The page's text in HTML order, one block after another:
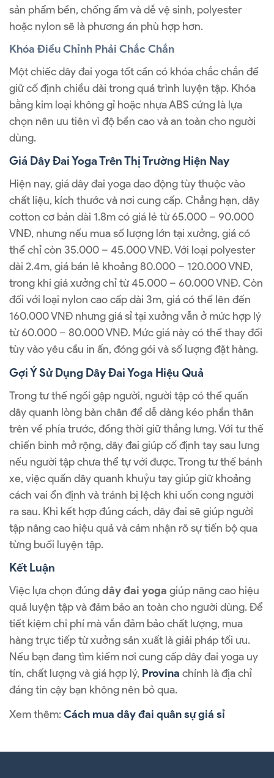
sản phẩm bền, chống ẩm và dễ vệ sinh, polyester
hoặc nylon sẽ là phương án phù hợp hơn.
Khóa Điều Chỉnh Phải Chắc Chắn
Một chiếc dây đai yoga tốt cần có khóa chắc chắn để
giữ cố định chiều dài trong quá trình luyện tập. Khóa
bằng kim loại không gỉ hoặc nhựa ABS cứng là lựa
chọn nên ưu tiên vì độ bền cao và an toàn cho người
dùng.
Giá Dây Đai Yoga Trên Thị Trường Hiện Nay
Hiện nay, giá dây đai yoga dao động tùy thuộc vào
chất liệu, kích thước và nơi cung cấp. Chẳng hạn, dây
cotton cơ bản dài 1.8m có giá lẻ từ 65.000 – 90.000
VNĐ, nhưng nếu mua số lượng lớn tại xưởng, giá có
thể chỉ còn 35.000 – 45.000 VNĐ. Với loại polyester
dài 2.4m, giá bán lẻ khoảng 80.000 – 120.000 VNĐ,
trong khi giá xưởng chỉ từ 45.000 – 60.000 VNĐ. Còn
đối với loại nylon cao cấp dài 3m, giá có thể lên đến
160.000 VNĐ nhưng giá sỉ tại xưởng vẫn ở mức hợp lý
từ 60.000 – 80.000 VNĐ. Mức giá này có thể thay đổi
tùy vào yêu cầu in ấn, đóng gói và số lượng đặt hàng.
Gợi Ý Sử Dụng Dây Đai Yoga Hiệu Quả
Trong tư thế ngồi gập người, người tập có thể quấn
dây quanh lòng bàn chân để dễ dàng kéo phần thân
trên về phía trước, đồng thời giữ thẳng lưng. Với tư thế
chiến binh mở rộng, dây đai giúp cố định tay sau lưng
nếu người tập chưa thể tự với được. Trong tư thế bánh
xe, việc quấn dây quanh khuỷu tay giúp giữ khoảng
cách vai ổn định và tránh bị lệch khi uốn cong người
ra sau. Khi kết hợp đúng cách, dây đai sẽ giúp người
tập nâng cao hiệu quả và cảm nhận rõ sự tiến bộ qua
từng buổi luyện tập.
Kết Luận
Việc lựa chọn đúngdây đai yoga giúp nâng cao hiệu
quả luyện tập và đảm bảo an toàn cho người dùng. Để
tiết kiệm chi phí mà vẫn đảm bảo chất lượng, mua
hàng trực tiếp từ xưởng sản xuất là giải pháp tối ưu.
Nếu bạn đang tìm kiếm nơi cung cấp dây đai yoga uy
tín, chất lượng và giá hợp lý, Provina chính là địa chỉ
đáng tin cậy bạn không nên bỏ qua.
Xem thêm:Cách mua dây đai quân sự giá sỉ